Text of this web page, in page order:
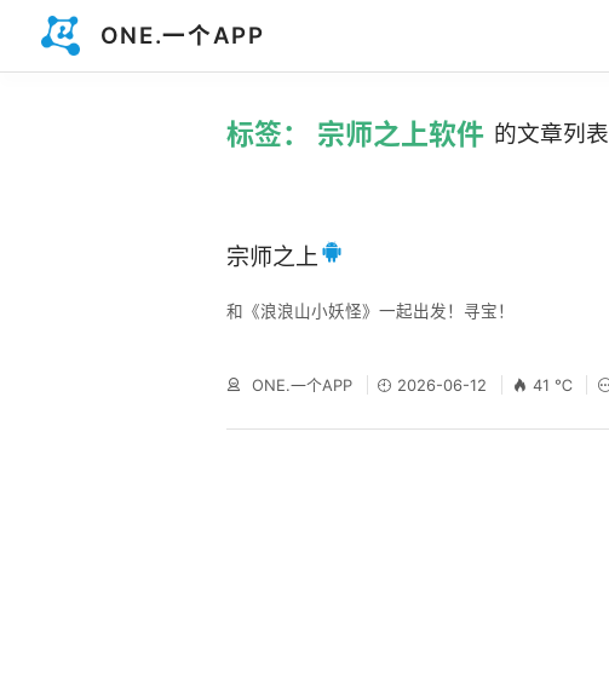
ONE.一个APP
标签： 宗师之上软件 的文章列表
宗师之上
和《浪浪山小妖怪》一起出发！寻宝！
ONE.一个APP 2026-06-12 41 ℃